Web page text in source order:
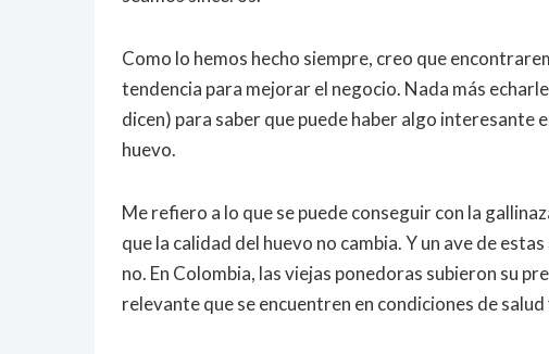
Como lo hemos hecho siempre, creo que
tendencia para mejorar el negocio. Nada más
dicen) para saber que puede haber algo interesante
huevo.
Me refiero a lo que se puede conseguir con la
que la calidad del huevo no cambia. Y un ave de
no. En Colombia, las viejas ponedoras subieron su
relevante que se encuentren en condiciones de